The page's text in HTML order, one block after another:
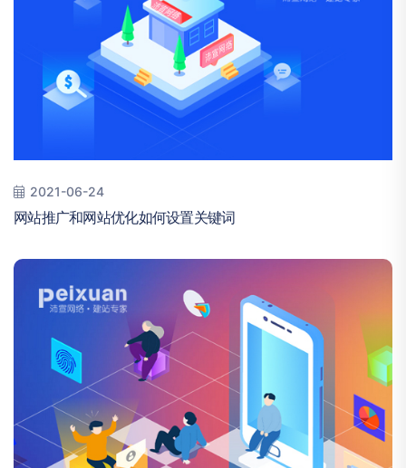
2021-06-24
网站推广和网站优化如何设置关键词